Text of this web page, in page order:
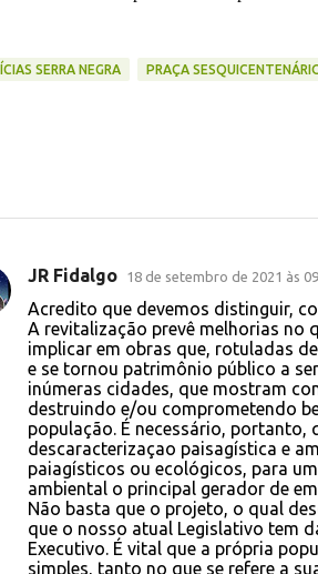
SERRA NEGRA PRAÇA
JR Fidalgo 18 de setembro de 2021 às
Acredito que devemos distinguir,
A revitalização prevê melhorias no
implicar em obras que, rotuladas
e se tornou patrimônio público a
inúmeras cidades, que mostram
destruindo e/ou comprometendo
população. É necessário, portanto,
descaracterizaçao paisagística e
paiagísticos ou ecológicos, para
ambiental o principal gerador de
Não basta que o projeto, o qual
que o nosso atual Legislativo tem
Executivo. É vital que a própria
simples, tanto no que se refere a